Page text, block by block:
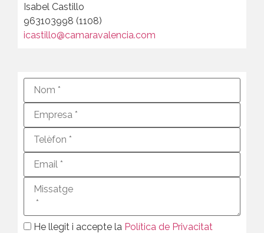
Isabel Castillo
963103998 (1108)
icastillo@camaravalencia.com
He llegit i accepte la Política de Privacitat